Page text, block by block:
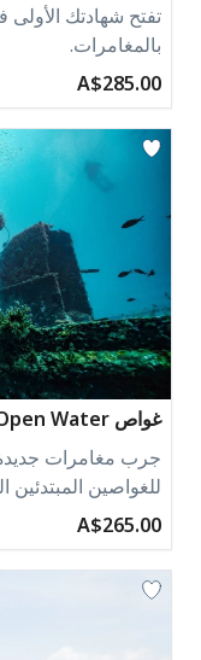
تفتح شهادتك الأولى
بالمغامرات.
A$285.00
غواص Advanced Open Water
جرب مغامرات
للغواصين
A$265.00